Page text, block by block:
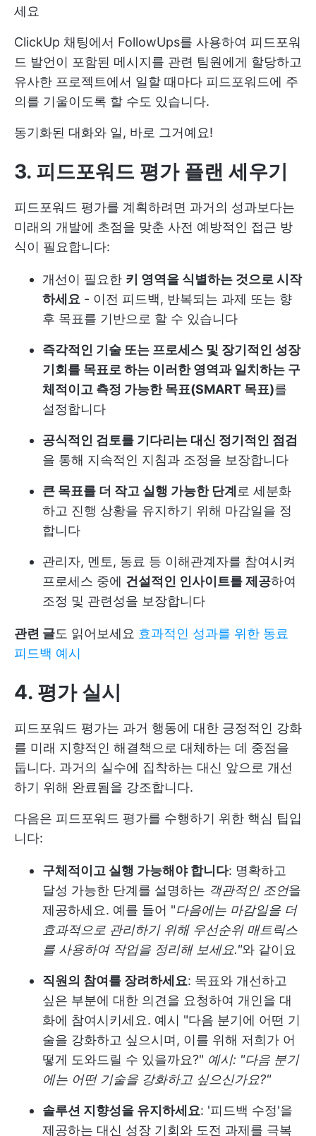
세요
ClickUp 채팅에서 FollowUps를 사용하여 피드포워
드 발언이 포함된 메시지를 관련 팀원에게 할당하고
유사한 프로젝트에서 일할 때마다 피드포워드에 주
의를 기울이도록 할 수도 있습니다.
동기화된 대화와 일, 바로 그거예요!
3. 피드포워드 평가 플랜 세우기
피드포워드 평가를 계획하려면 과거의 성과보다는
미래의 개발에 초점을 맞춘 사전 예방적인 접근 방
식이 필요합니다:
개선이 필요한 키 영역을 식별하는 것으로 시작
하세요 - 이전 피드백, 반복되는 과제 또는 향
후 목표를 기반으로 할 수 있습니다
즉각적인 기술 또는 프로세스 및 장기적인 성장
기회를 목표로 하는 이러한 영역과 일치하는 구
체적이고 측정 가능한 목표(SMART 목표)를
설정합니다
공식적인 검토를 기다리는 대신 정기적인 점검
을 통해 지속적인 지침과 조정을 보장합니다
큰 목표를 더 작고 실행 가능한 단계 로 세분화
하고 진행 상황을 유지하기 위해 마감일을 정
합니다
관리자, 멘토, 동료 등 이해관계자를 참여시켜
프로세스 중에 건설적인 인사이트를 제공하여
조정 및 관련성을 보장합니다
관련 글도 읽어보세요 효과적인 성과를 위한 동료
피드백 예시
4. 평가 실시
피드포워드 평가는 과거 행동에 대한 긍정적인 강화
를 미래 지향적인 해결책으로 대체하는 데 중점을
둡니다. 과거의 실수에 집착하는 대신 앞으로 개선
하기 위해 완료됨을 강조합니다.
다음은 피드포워드 평가를 수행하기 위한 핵심 팁입
니다:
구체적이고 실행 가능해야 합니다: 명확하고
달성 가능한 단계를 설명하는 객관적인 조언을
제공하세요. 예를 들어 "다음에는 마감일을 더
효과적으로 관리하기 위해 우선순위 매트릭스
를 사용하여 작업을 정리해 보세요."와 같이요
직원의 참여를 장려하세요: 목표와 개선하고
싶은 부분에 대한 의견을 요청하여 개인을 대
화에 참여시키세요. 예시 "다음 분기에 어떤 기
술을 강화하고 싶으시며, 이를 위해 저희가 어
떻게 도와드릴 수 있을까요?" 예시: "다음 분기
에는 어떤 기술을 강화하고 싶으신가요?"
솔루션 지향성을 유지하세요: '피드백 수정'을
제공하는 대신 성장 기회와 도전 과제를 극복